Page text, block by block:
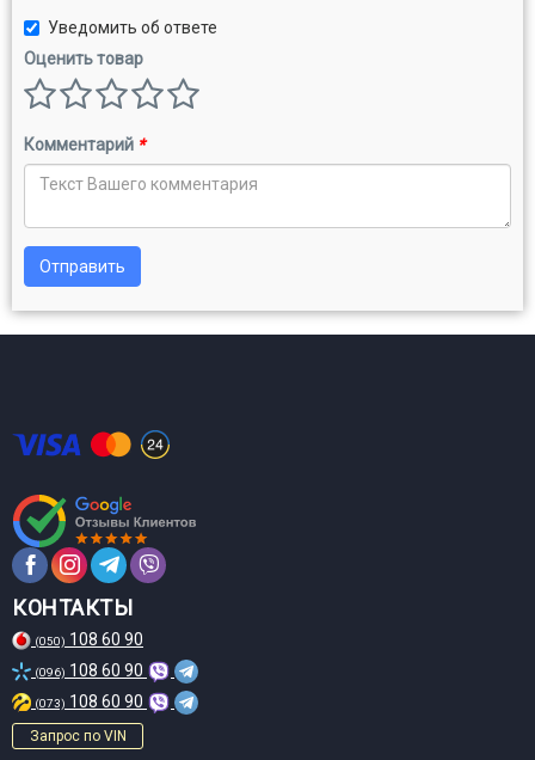
Уведомить об ответе
Оценить товар
Комментарий *
Отправить
КОНТАКТЫ
(050) 108 60 90
(096) 108 60 90
(073) 108 60 90
Запрос по VIN